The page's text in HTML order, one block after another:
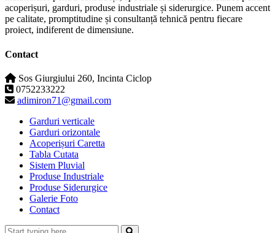
acoperișuri, garduri, produse industriale și siderurgice. Punem accent
pe calitate, promptitudine și consultanță tehnică pentru fiecare
proiect, indiferent de dimensiune.
Contact
Sos Giurgiului 260, Incinta Ciclop
0752233222
adimiron71@gmail.com
Garduri verticale
Garduri orizontale
Acoperișuri Caretta
Tabla Cutata
Sistem Pluvial
Produse Industriale
Produse Siderurgice
Galerie Foto
Contact